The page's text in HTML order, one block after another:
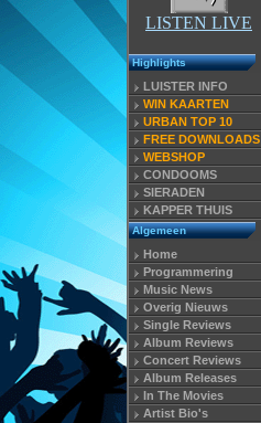
LISTEN LIVE
Highlights
LUISTER INFO
WIN KAARTEN
URBAN TOP 10
FREE DOWNLOADS
WEBSHOP
CONDOOMS
SIERADEN
KAPPER THUIS
Algemeen
Home
Programmering
Music News
Overig Nieuws
Single Reviews
Album Reviews
Concert Reviews
Album Releases
In The Movies
Artist Bio's